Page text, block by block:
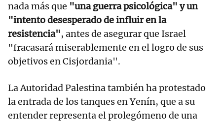
nada más que "una guerra psicológica" y un
"intento desesperado de influir en la
resistencia", antes de asegurar que Israel
"fracasará miserablemente en el logro de sus
objetivos en Cisjordania".
La Autoridad Palestina también ha protestado
la entrada de los tanques en Yenín, que a su
entender representa el prolegómeno de una